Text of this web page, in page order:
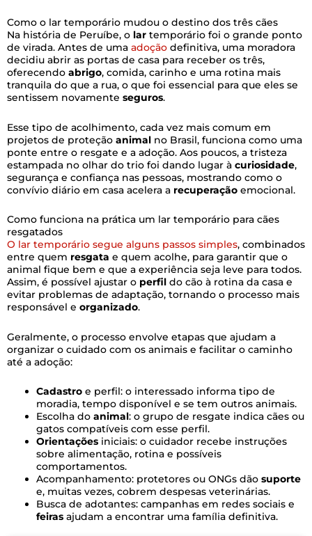
Como o lar temporário mudou o destino dos três cães
Na história de Peruíbe, o lar temporário foi o grande ponto
de virada. Antes de uma adoção definitiva, uma moradora
decidiu abrir as portas de casa para receber os três,
oferecendo abrigo, comida, carinho e uma rotina mais
tranquila do que a rua, o que foi essencial para que eles se
sentissem novamente seguros.
Esse tipo de acolhimento, cada vez mais comum em
projetos de proteção animal no Brasil, funciona como uma
ponte entre o resgate e a adoção. Aos poucos, a tristeza
estampada no olhar do trio foi dando lugar à curiosidade,
segurança e confiança nas pessoas, mostrando como o
convívio diário em casa acelera a recuperação emocional.
Como funciona na prática um lar temporário para cães
resgatados
O lar temporário segue alguns passos simples, combinados
entre quem resgata e quem acolhe, para garantir que o
animal fique bem e que a experiência seja leve para todos.
Assim, é possível ajustar o perfil do cão à rotina da casa e
evitar problemas de adaptação, tornando o processo mais
responsável e organizado.
Geralmente, o processo envolve etapas que ajudam a
organizar o cuidado com os animais e facilitar o caminho
até a adoção:
Cadastro e perfil: o interessado informa tipo de
moradia, tempo disponível e se tem outros animais.
Escolha do animal: o grupo de resgate indica cães ou
gatos compatíveis com esse perfil.
Orientações iniciais: o cuidador recebe instruções
sobre alimentação, rotina e possíveis
comportamentos.
Acompanhamento: protetores ou ONGs dão suporte
e, muitas vezes, cobrem despesas veterinárias.
Busca de adotantes: campanhas em redes sociais e
feiras ajudam a encontrar uma família definitiva.